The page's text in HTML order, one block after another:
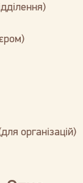
організацій)